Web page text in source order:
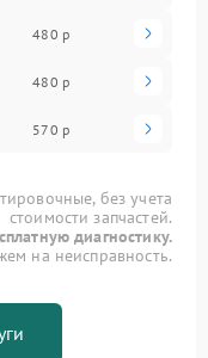
480 р
480 р
570 р
без учета
стоимости запчастей.
диагностику.
на неисправность.